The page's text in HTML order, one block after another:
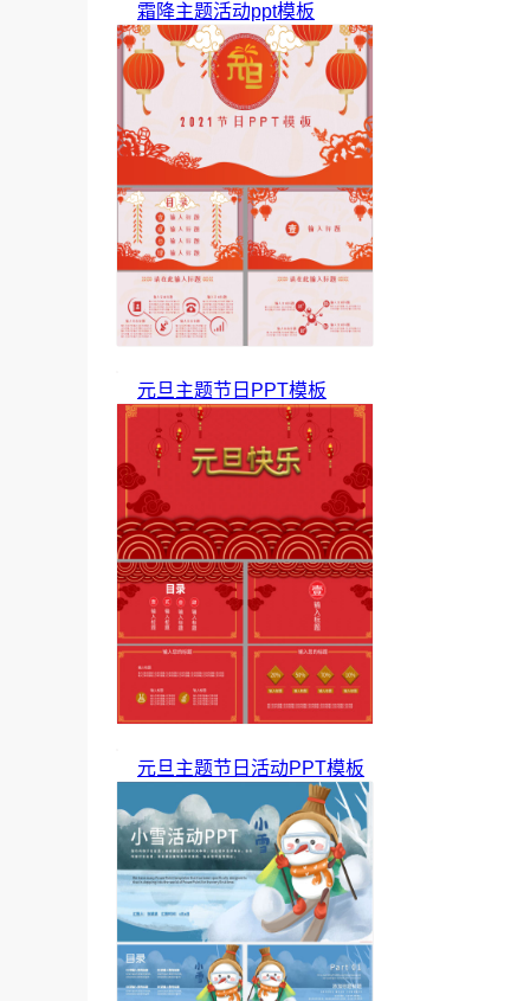
霜降主题活动ppt模板
元旦主题节日PPT模板
元旦主题节日活动PPT模板